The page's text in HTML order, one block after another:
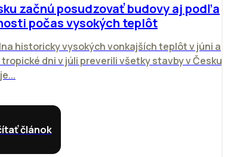
začnú posudzovať budovy aj podľa
počas vysokých teplôt
historicky vysokých vonkajších teplôt v júni a
dni v júli preverili všetky stavby v Česku.
článok